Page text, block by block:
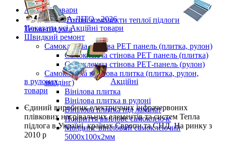
Акційні товари
ВЕСНА-ЛІТО - 2026
Показати усі Акційні товари
Швидкий ремонт
Самоклеюча стінова PET панель (плитка, рулон)
Самоклеюча стінова PET панель (плитка)
Самоклеюча стінова РЕТ-панель (рулон)
Самоклеюча вінілова плитка (плитка, рулон,
молдінг)
Вінілова плитка
Вінілова плитка в рулоні
Вінілова плитка під ламінат
Покриття вінілове самоклеюче
Молдинг вініловий самоклеючий
5000х100х2мм
Готові комплекти теплої підлоги
Тепла підлога
в рулонах
Акційні
товари
Єдиний виробникелектричних інфрачервоних
плівкових нагрівальних елементів та систем Тепла
підлога в Україні, країнах Європи та СНД.На ринку з
2010 р